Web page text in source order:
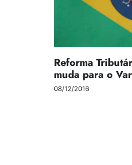
Reforma
muda para o
08/12/2016